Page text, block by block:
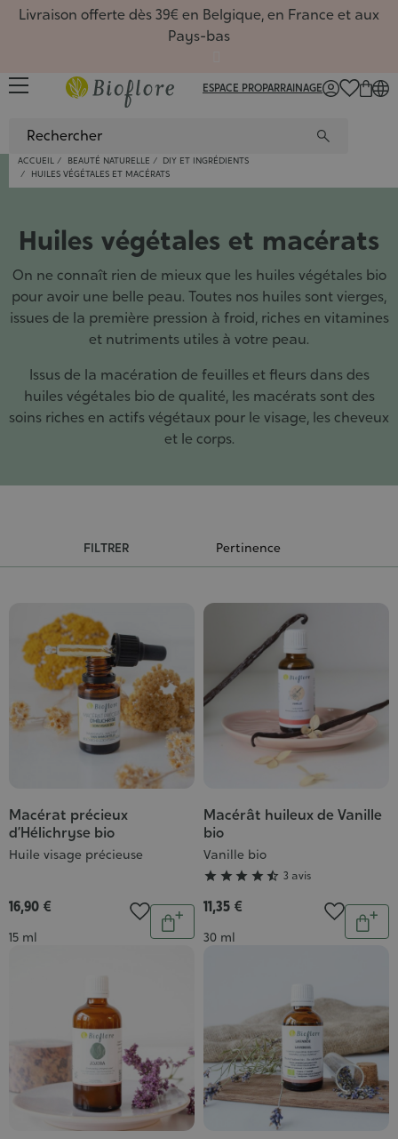
Livraison offerte dès 39€ en Belgique, en France et aux
Pays-bas
ESPACE PROPARRAINAGE
Bain
De
Gel
Argiles
Livres
Carte
Huiles
De
Livres
De
Les
ACCUEIL BEAUTÉ NATURELLE
DIY ET INGRÉDIENTS
HUILES VÉGÉTALES ET MACÉRATS
Huiles végétales et macérats
On ne connaît rien de mieux que les huiles végétales bio
pour avoir une belle peau. Toutes nos huiles sont vierges,
issues de la première pression à froid, riches en vitamines
et nutriments utiles à votre peau.
Issus de la macération de feuilles et fleurs dans des
huiles végétales bio de qualité, les macérats sont des
soins riches en actifs végétaux pour le visage, les cheveux
et le corps.
FILTRER
Macérat précieux
d’Hélichryse bio
Huile visage précieuse
16,90 €
Contenance
15 ml
Quantité
Ajouter
Macérât huileux de Vanille
bio
Vanille bio
Grade
:
4/5
     3 avis
11,35 €
Contenance
30 ml